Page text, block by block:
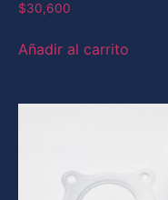
$30,600
Añadir al carrito